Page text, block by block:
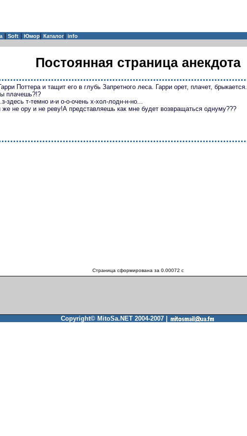
| Soft Юмор Каталог info
Постоянная страница анекдота
Поттера и тащит его в глубь Запретного леса. Гарри орет, плачет, брыкается...
плачешь?!?
здесь т-темно и-и о-о-очень х-хол-лодн-н-но...
не ору и не реву!А представляешь как мне будет возвращаться однуму???
Страница сформирована за 0.00072 c
Copyright© MitoSa.NET 2004-2007 |